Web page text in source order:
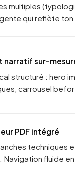
multiples
qui reflète
narratif sur-
structuré : hero
carrousel
PDF intégré
techniques
fluide